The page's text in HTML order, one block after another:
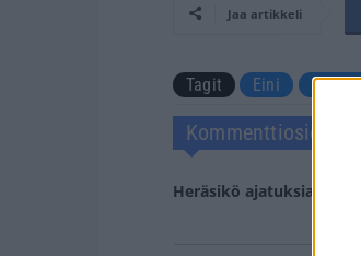
Jaa artikkeli
Tagit Eini
Kommenttiosio
Heräsikö ajatuksia?